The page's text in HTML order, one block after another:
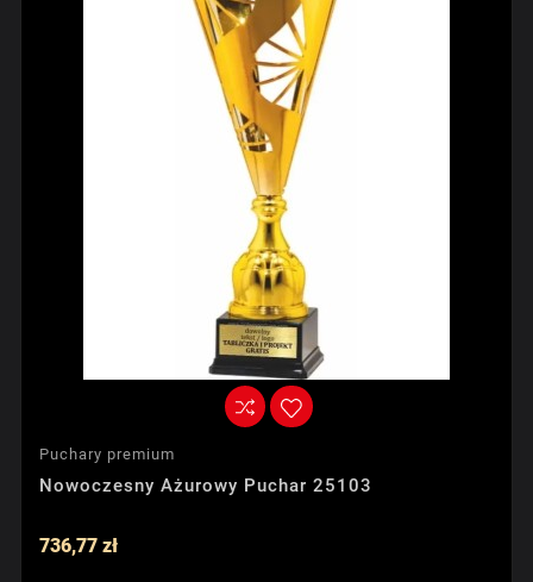
Puchary premium
Nowoczesny Ażurowy Puchar 25103
736,77 zł